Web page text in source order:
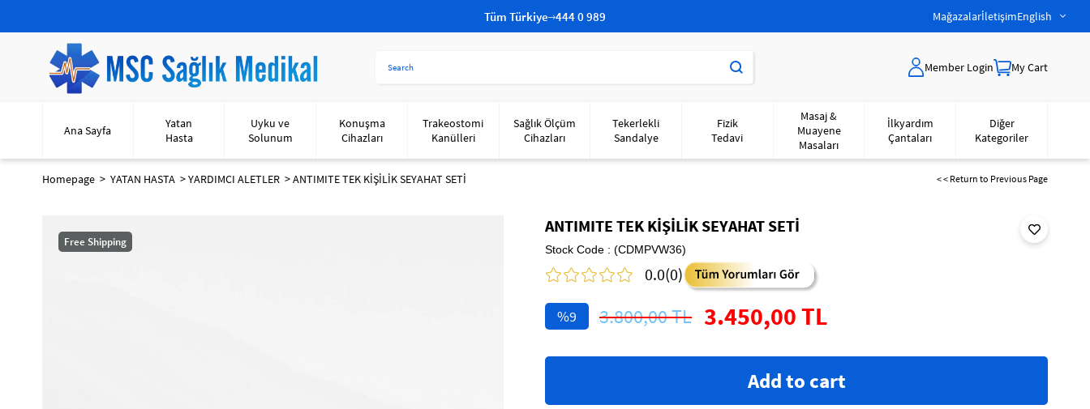
Tüm Türkiye 444 0 989 MağazalarİletişimEnglish
Member Login My Cart
Ana Sayfa
Yatan
Hasta
Uyku ve
Solunum
Konuşma
Cihazları
Trakeostomi
Kanülleri
Sağlık Ölçüm
Cihazları
Tekerlekli
Sandalye
Fizik
Tedavi
Masaj &
Muayene
Masaları
İlkyardım
Çantaları
Diğer
Kategoriler
Homepage YATAN HASTA YARDIMCI ALETLER ANTIMITE TEK KİŞİLİK SEYAHAT SETİ < < Return to Previous Page
Free Shipping
ANTIMITE TEK KİŞİLİK SEYAHAT SETİ
Stock Code (CDMPVW36)
0.0(0)
9 3.800,00 TL 3.450,00 TL